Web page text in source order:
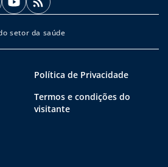
setor da saúde
Política de Privacidade
Termos e condições do
visitante